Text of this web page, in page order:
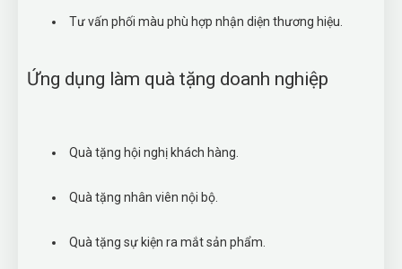
Tư vấn phối màu phù hợp nhận diện thương hiệu.
Ứng dụng làm quà tặng doanh nghiệp
Quà tặng hội nghị khách hàng.
Quà tặng nhân viên nội bộ.
Quà tặng sự kiện ra mắt sản phẩm.